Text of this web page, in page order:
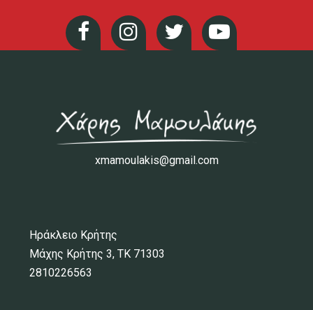
xmamoulakis@gmail.com
Ηράκλειο Κρήτης
Μάχης Κρήτης 3, ΤΚ 71303
2810226563